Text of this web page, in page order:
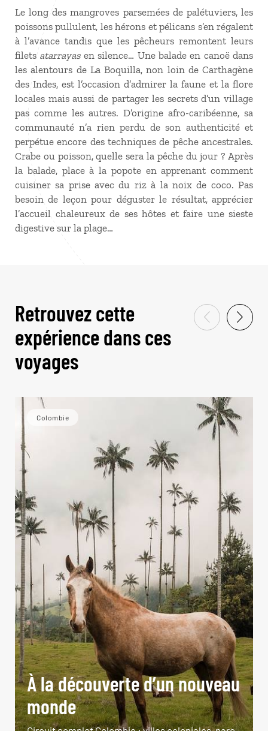
Le long des mangroves parsemées de palétuviers, les
poissons pullulent, les hérons et pélicans s’en régalent
à l’avance tandis que les pêcheurs remontent leurs
filets atarrayasen silence… Une balade en canoë dans
les alentours de La Boquilla, non loin de Carthagène
des Indes, est l’occasion d’admirer la faune et la flore
locales mais aussi de partager les secrets d’un village
pas comme les autres. D’origine afro-caribéenne, sa
communauté n’a rien perdu de son authenticité et
perpétue encore des techniques de pêche ancestrales.
Crabe ou poisson, quelle sera la pêche du jour ? Après
la balade, place à la popote en apprenant comment
cuisiner sa prise avec du riz à la noix de coco. Pas
besoin de leçon pour déguster le résultat, apprécier
l’accueil chaleureux de ses hôtes et faire une sieste
digestive sur la plage…
Retrouvez cette
expérience dans ces
voyages
Colombie
À la découverte d’un nouveau
monde